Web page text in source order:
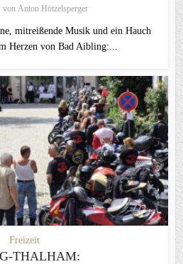
von Anton Hötzelsperger
mitreißende Musik und ein Hauch
Herzen von Bad Aibling:...
Freizeit
THALHAM: